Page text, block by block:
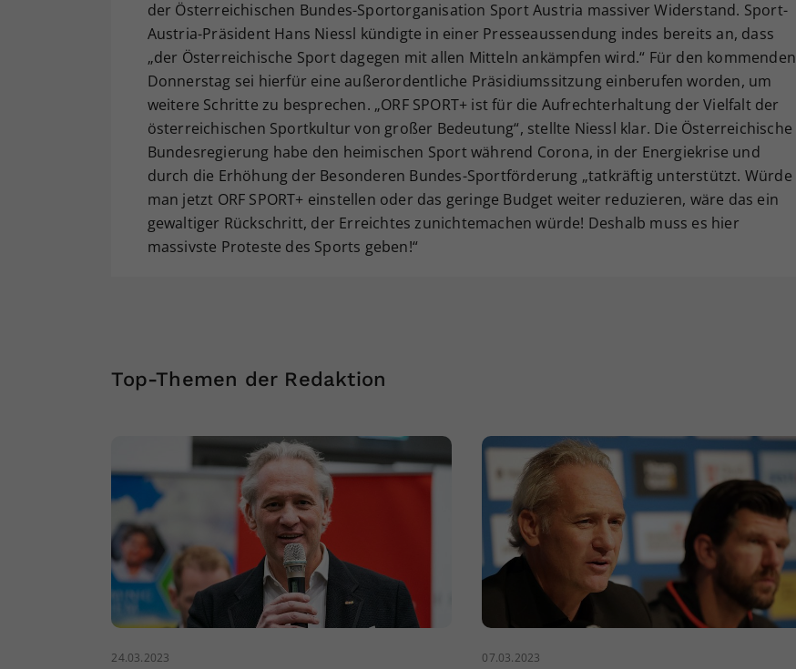
der Österreichischen Bundes-Sportorganisation Sport Austria massiver Widerstand. Sport-
Austria-Präsident Hans Niessl kündigte in einer Presseaussendung indes bereits an, dass
„der Österreichische Sport dagegen mit allen Mitteln ankämpfen wird.“ Für den kommenden
Donnerstag sei hierfür eine außerordentliche Präsidiumssitzung einberufen worden, um
weitere Schritte zu besprechen. „ORF SPORT+ ist für die Aufrechterhaltung der Vielfalt der
österreichischen Sportkultur von großer Bedeutung“, stellte Niessl klar. Die Österreichische
Bundesregierung habe den heimischen Sport während Corona, in der Energiekrise und
durch die Erhöhung der Besonderen Bundes-Sportförderung „tatkräftig unterstützt. Würde
man jetzt ORF SPORT+ einstellen oder das geringe Budget weiter reduzieren, wäre das ein
gewaltiger Rückschritt, der Erreichtes zunichtemachen würde! Deshalb muss es hier
massivste Proteste des Sports geben!“
Top-Themen der Redaktion
24.03.2023 07.03.2023